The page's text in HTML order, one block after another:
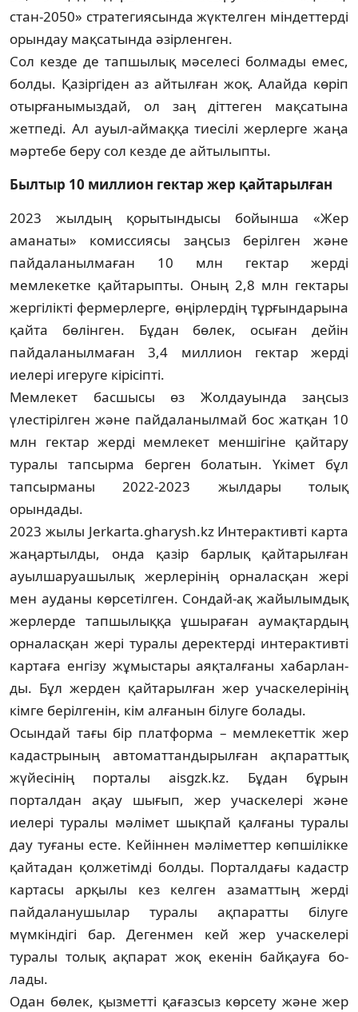
стан-2050» стратегиясында жүктелген мін­деттерді
орындау мақсатында әзір­ленген.
Сол кезде де тапшылық мәселесі бол­ма­ды емес,
болды. Қазіргіден аз айтылған жоқ. Алайда көріп
отырғанымыздай, ол заң діттеген мақсатына
жетпеді. Ал ауыл-аймаққа тиесілі жерлерге жаңа
мәр­тебе беру сол кезде де айтылыпты.
Былтыр 10 миллион гектар жер қайтарылған
2023 жылдың қорытындысы бойын­ша «Жер
аманаты» комиссиясы заңсыз беріл­ген және
пайдаланылмаған 10 млн гек­тар жерді
мемлекетке қайтарыпты. Оның 2,8 млн гектары
жергілікті фер­мер­лерге, өңірлердің тұрғындарына
қай­та бөлінген. Бұдан бөлек, осыған дейін
пайдаланылмаған 3,4 миллион гек­тар жерді
иелері игеруге кірісіпті.
Мемлекет басшысы өз Жол­дауын­да заңсыз
үлестірілген және пай­даланылмай бос жатқан 10
млн гек­тар жерді мемлекет меншігіне қайтару
тура­лы тапсырма берген болатын. Үкімет бұл
тапсырманы 2022-2023 жылдары то­лық
орындады.
2023 жылы Jerkarta.gharysh.kz Ин­терак­тивті карта
жаңартылды, онда қа­зір барлық қайтарылған
ауыл­шаруа­шы­лық жерлерінің орналасқан жері
мен ау­даны көрсетілген. Сондай-ақ жайы­лым­­дық
жерлерде тапшылыққа ұшыра­ған аумақтардың
орналасқан жері ту­ралы деректерді интерактивті
картаға ен­гізу жұмыстары аяқталғаны хабар­лан­
ды. Бұл жерден қайтарылған жер учас­келерінің
кімге берілгенін, кім алғанын білуге болады.
Осындай тағы бір платформа – мем­лекеттік жер
кадастрының автомат­тан­дырылған ақпараттық
жүйесінің пор­та­лы aisgzk.kz. Бұдан бұрын
порталдан ақау шығып, жер учаскелері және
иелері туралы мәлімет шықпай қалғаны туралы
дау туғаны есте. Кейіннен мәліметтер көп­шілікке
қайтадан қолжетімді болды. Порталдағы кадастр
картасы арқылы кез кел­ген азаматтың жерді
пайдаланушылар туралы ақпаратты білуге
мүмкіндігі бар. Де­генмен кей жер учаскелері
туралы то­лық ақпарат жоқ екенін байқауға бо­
лады.
Одан бөлек, қызметті қағазсыз көр­­сету және жер